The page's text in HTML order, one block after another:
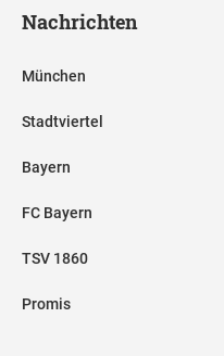
Nachrichten
München
Stadtviertel
Bayern
FC Bayern
TSV 1860
Promis